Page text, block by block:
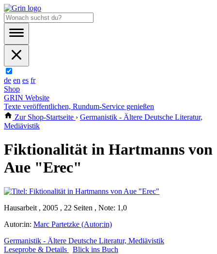
de en es fr
Shop
GRIN Website
Texte veröffentlichen, Rundum-Service genießen
Zur Shop-Startseite › Germanistik - Ältere Deutsche Literatur,
Mediävistik
Fiktionalität in Hartmanns von
Aue "Erec"
Hausarbeit , 2005 , 22 Seiten , Note: 1,0
Autor:in: Marc Partetzke (Autor:in)
Germanistik - Ältere Deutsche Literatur, Mediävistik
Leseprobe & Details
Blick ins Buch